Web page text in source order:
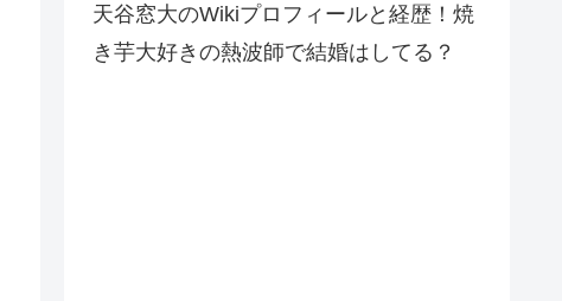
天谷窓大のWikiプロフィールと経歴！焼
き芋大好きの熱波師で結婚はしてる？